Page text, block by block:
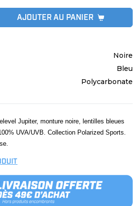
AJOUTER AU PANIER
Noire
Bleu
Polycarbonate
Jupiter, monture noire, lentilles bleues
UVA/UVB. Collection Polarized Sports.